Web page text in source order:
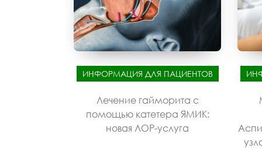
ИНФОРМАЦИЯ ДЛЯ ПАЦИЕНТОВ
Лечение гайморита с
помощью катетера ЯМИК:
новая ЛОР-услуга